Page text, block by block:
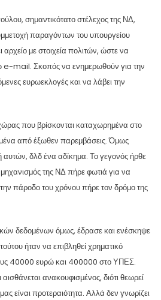
σημαντικότατο στέλεχος της ΝΔ,
παραγόντων του υπουργείου
με στοιχεία πολιτών, ώστε να
e-mail. Σκοπός να ενημερωθούν για την
ευρωεκλογές και να λάβει την
που βρίσκονται καταχωρημένα στο
από έξωθεν παρεμβάσεις. Όμως
δλδ ένα αδίκημα. Το γεγονός ήρθε
της ΝΔ πήρε φωτιά για να
πάροδο του χρόνου πήρε τον δρόμο της
δεδομένων όμως, έδρασε και ενέσκηψε
ήταν να επιβληθεί χρηματικό
40000 ευρώ και 400000 στο ΥΠΕΣ.
ανακουφισμένος, διότι θεωρεί
είναι προτεραιότητα. Αλλά δεν γνωρίζει